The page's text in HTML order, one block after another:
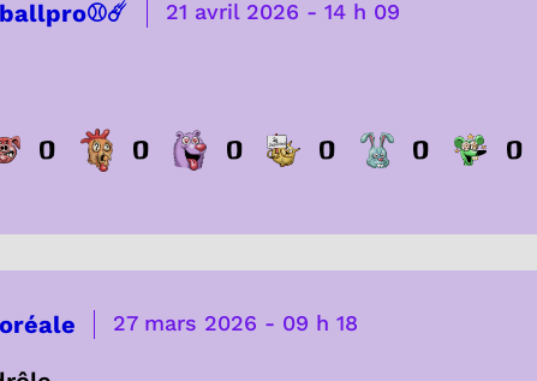
21 avril 2026 - 14 h 09
0 0 0 0 0 0
27 mars 2026 - 09 h 18